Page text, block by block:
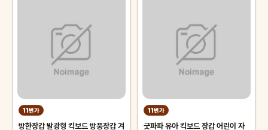
11번가
방한장갑 발광형 킥보드 방풍장갑 겨
11번가
굿파파 유아 킥보드 장갑 어린이 자